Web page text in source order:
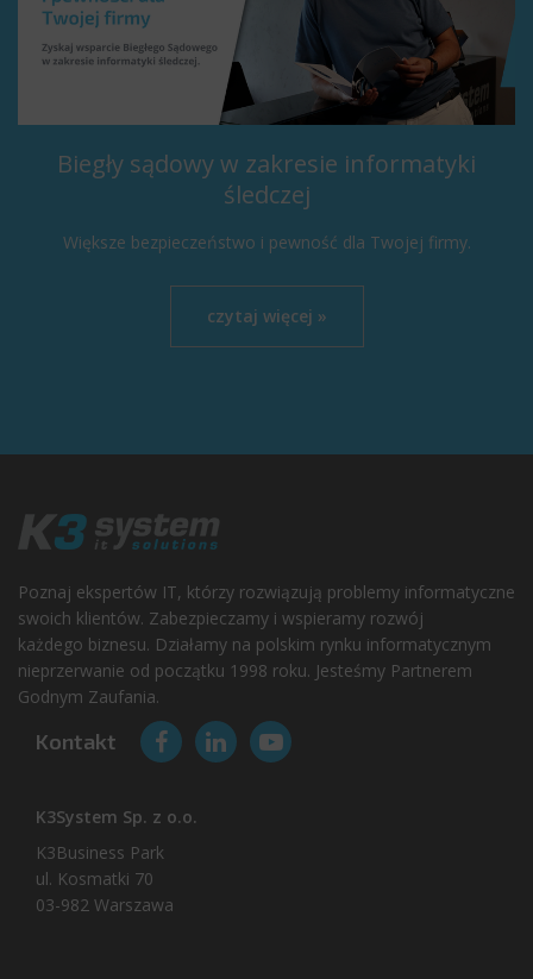
Biegły sądowy w zakresie informatyki
śledczej
Większe bezpieczeństwo i pewność dla Twojej firmy.
czytaj więcej »
Poznaj ekspertów IT, którzy rozwiązują problemy informatyczne
swoich klientów. Zabezpieczamy i wspieramy rozwój
każdego biznesu. Działamy na polskim rynku informatycznym
nieprzerwanie od początku 1998 roku. Jesteśmy Partnerem
Godnym Zaufania.
Kontakt
K3System Sp. z o.o.
K3Business Park
ul. Kosmatki 70
03-982 Warszawa